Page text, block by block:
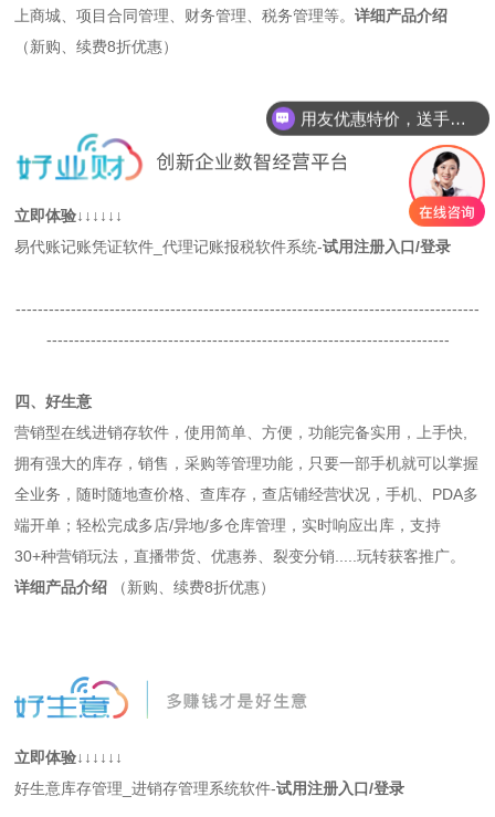
上商城、项目合同管理、财务管理、税务管理等。详细产品介绍
（新购、续费8折优惠）
立即体验↓↓↓↓↓↓
易代账记账凭证软件_代理记账报税软件系统-试用注册入口/登录
------------------------------------------------------------------------------------
-------------------------------------------------------------------------
四、好生意
营销型在线进销存软件，使用简单、方便，功能完备实用，上手快,
拥有强大的库存，销售，采购等管理功能，只要一部手机就可以掌握
全业务，随时随地查价格、查库存，查店铺经营状况，手机、PDA多
端开单；轻松完成多店/异地/多仓库管理，实时响应出库，支持
30+种营销玩法，直播带货、优惠券、裂变分销.....玩转获客推广。
详细产品介绍 （新购、续费8折优惠）
立即体验↓↓↓↓↓↓
好生意库存管理_进销存管理系统软件-试用注册入口/登录
用友优惠特价，送手机话费，送礼品。